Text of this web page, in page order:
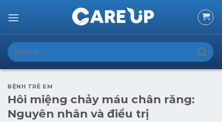
Search
for:
BỆNH TRẺ EM
Hôi miệng chảy máu chân răng:
Nguyên nhân và điều trị